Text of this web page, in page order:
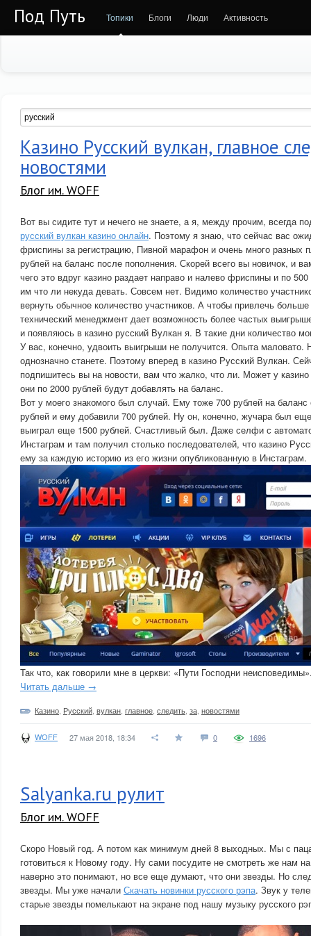
Под Путь Топики Блоги Люди Активность
Казино Русский вулкан, главное
новостями
Блог им. WOFF
Вот вы сидите тут и нечего не знаете, а я, между прочим, всегда
русский вулкан казино онлайн. Поэтому я знаю, что сейчас вас
фриспины за регистрацию, Пивной марафон и очень много разных
рублей на баланс после пополнения. Скорей всего вы новичок, и
чего это вдруг казино раздает направо и налево фриспины и по
им что ли некуда девать. Совсем нет. Видимо количество
вернуть обычное количество участников. А чтобы привлечь
технический менеджмент дает возможность более частых
и появляюсь в казино русский Вулкан я. В такие дни количество
У вас, конечно, удвоить выигрыши не получится. Опыта
однозначно станете. Поэтому вперед в казино Русский Вулкан.
подпишитесь вы на новости, вам что жалко, что ли. Может у
они по 2000 рублей будут добавлять на баланс.
Вот у моего знакомого был случай. Ему тоже 700 рублей на
рублей и ему добавили 700 рублей. Ну он, конечно, жучара был
выиграл еще 1500 рублей. Счастливый был. Даже селфи с
Инстаграм и там получил столько последователей, что казино
ему за каждую историю из его жизни опубликованную в Инстаграм.
Так что, как говорили мне в церкви: «Пути Господни
Читать дальше →
Казино Русский вулкан главное следить за новостями
WOFF 27 мая 2018, 18:34 0 1696
Salyanka.ru рулит
Блог им. WOFF
Скоро Новый год. А потом как минимум дней 8 выходных. Мы с
готовиться к Новому году. Ну сами посудите не смотреть же нам
наверно это понимают, но все еще думают, что они звезды. Но
звезды. Мы уже начали Скачать новинки русского рэпа. Звук у
старые звезды помелькают на экране под нашу музыку русского